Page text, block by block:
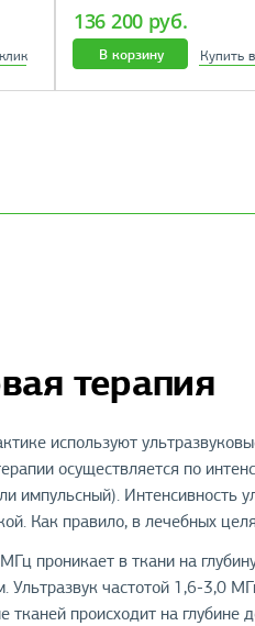
136 200 руб.
В корзину Купить
терапия
используют
осуществляется по
импульсный). Интенсивность
Как правило, в лечебных
проникает в ткани на
Ультразвук частотой 1,6-3,0
тканей происходит на глубине